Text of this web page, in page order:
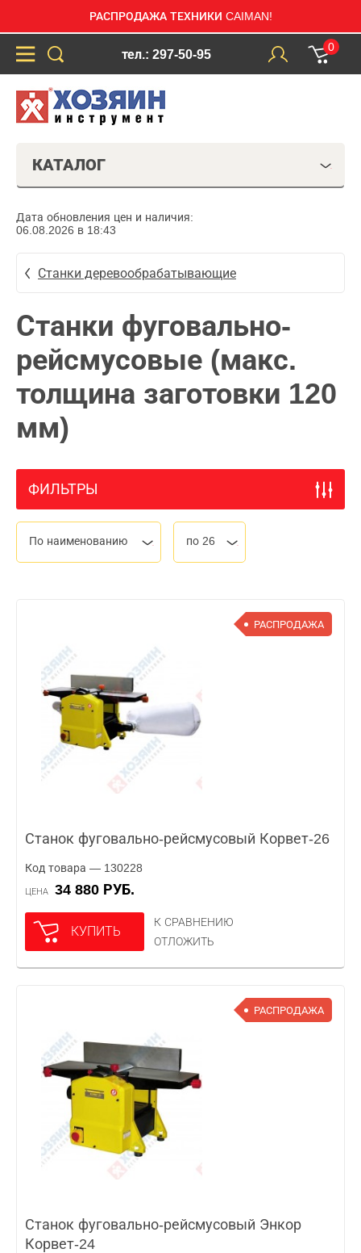
РАСПРОДАЖА ТЕХНИКИ CAIMAN!
тел.: 297-50-95
0
КАТАЛОГ
Дата обновления цен и наличия:
06.08.2026 в 18:43
Станки деревообрабатывающие
Станки фуговально-
рейсмусовые (макс.
толщина заготовки 120
мм)
ФИЛЬТРЫ
По наименованию по 26
РАСПРОДАЖА
Станок фуговально-рейсмусовый Корвет-26
Код товара — 130228
ЦЕНА 34 880 РУБ.
КУПИТЬ
К СРАВНЕНИЮ
ОТЛОЖИТЬ
РАСПРОДАЖА
Станок фуговально-рейсмусовый Энкор
Корвет-24